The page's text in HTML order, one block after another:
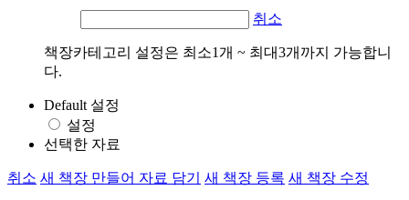
취소
책장카테고리 설정은 최소1개 ~ 최대3개까지 가능합니
다.
Default 설정
설정
선택한 자료
취소 새 책장 만들어 자료 담기 새 책장 등록 새 책장 수정